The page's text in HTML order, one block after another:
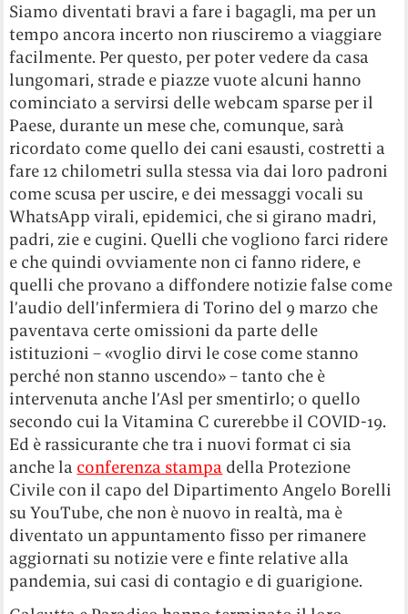
Siamo diventati bravi a fare i bagagli, ma per un
tempo ancora incerto non riusciremo a viaggiare
facilmente. Per questo, per poter vedere da casa
lungomari, strade e piazze vuote alcuni hanno
cominciato a servirsi delle webcam sparse per il
Paese, durante un mese che, comunque, sarà
ricordato come quello dei cani esausti, costretti a
fare 12 chilometri sulla stessa via dai loro padroni
come scusa per uscire, e dei messaggi vocali su
WhatsApp virali, epidemici, che si girano madri,
padri, zie e cugini. Quelli che vogliono farci ridere
e che quindi ovviamente non ci fanno ridere, e
quelli che provano a diffondere notizie false come
l’audio dell’infermiera di Torino del 9 marzo che
paventava certe omissioni da parte delle
istituzioni – «voglio dirvi le cose come stanno
perché non stanno uscendo» – tanto che è
intervenuta anche l’Asl per smentirlo; o quello
secondo cui la Vitamina C curerebbe il COVID-19.
Ed è rassicurante che tra i nuovi format ci sia
anche la conferenza stampa della Protezione
Civile con il capo del Dipartimento Angelo Borelli
su YouTube, che non è nuovo in realtà, ma è
diventato un appuntamento fisso per rimanere
aggiornati su notizie vere e finte relative alla
pandemia, sui casi di contagio e di guarigione.